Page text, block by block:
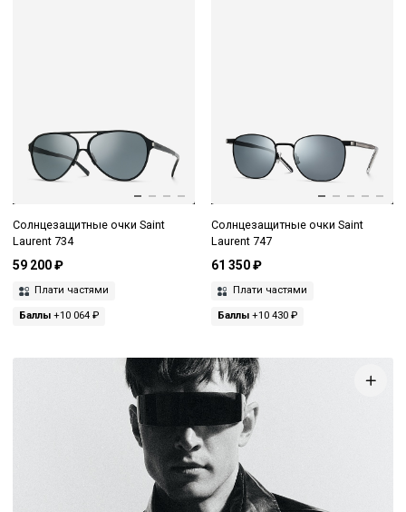
Солнцезащитные очки Saint
Laurent 734
59 200 ₽
Плати частями
Баллы +10 064 ₽
Солнцезащитные очки Saint
Laurent 747
61 350 ₽
Плати частями
Баллы+10 430 ₽